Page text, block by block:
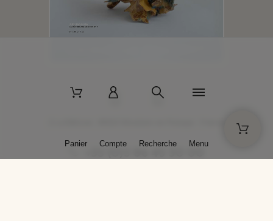
+33 (0)3 86 45 50 00
Panier Compte Recherche Menu